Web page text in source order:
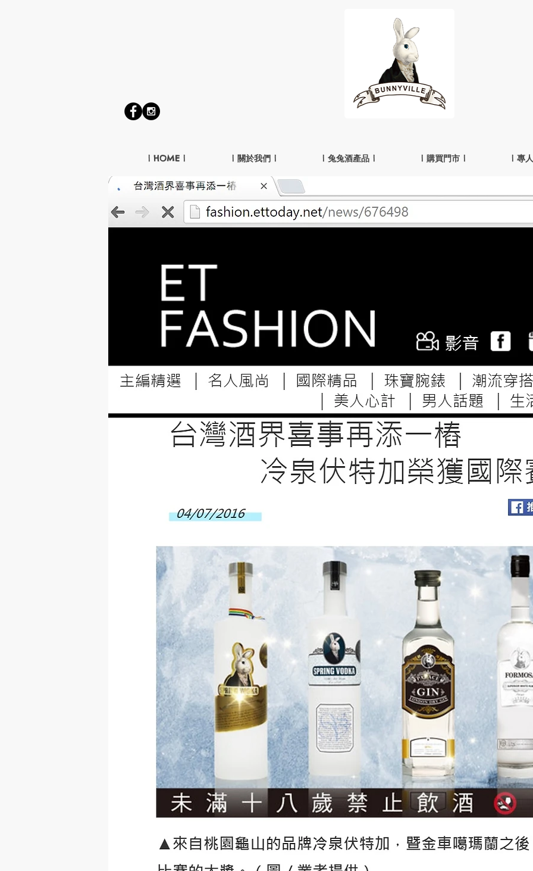
| HOME | | 關於我們 | | 兔兔酒產品 | | 購買門市 | | 專